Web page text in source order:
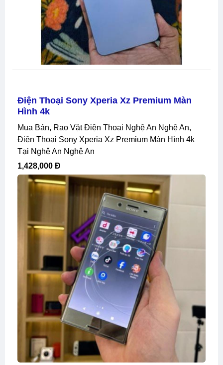
Điện Thoại Sony Xperia Xz Premium Màn
Hình 4k
Mua Bán, Rao Vặt Điện Thoại Nghệ An Nghệ An,
Điện Thoại Sony Xperia Xz Premium Màn Hình 4k
Tại Nghệ An Nghệ An
1,428,000 Đ